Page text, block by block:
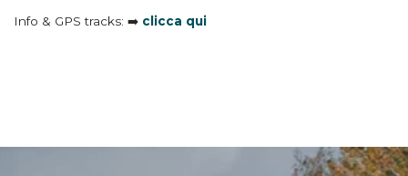
Info & GPS tracks: ➡️ clicca qui